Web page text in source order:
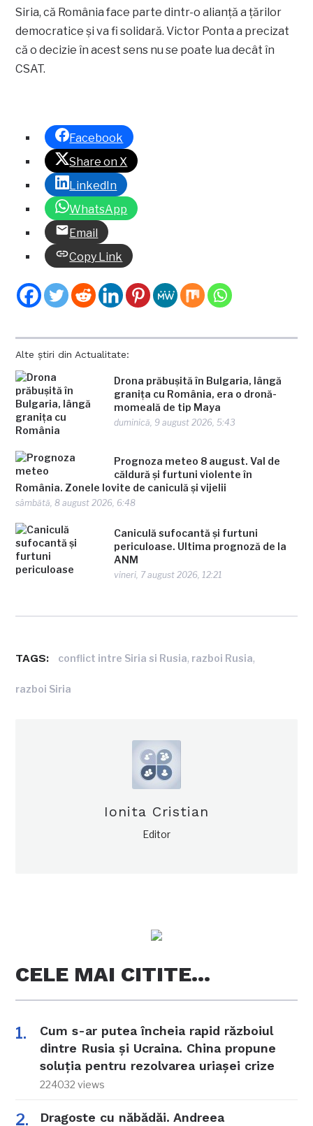
Alte știri din Actualitate:
Drona prăbușită în Bulgaria, lângă
granița cu România, era o dronă-
momeală de tip Maya
duminică, 9 august 2026, 5:43
Prognoza meteo 8 august. Val de
căldură și furtuni violente în
România. Zonele lovite de caniculă și vijelii
sâmbătă, 8 august 2026, 6:48
Caniculă sufocantă și furtuni
periculoase. Ultima prognoză de la
ANM
vineri, 7 august 2026, 12:21
Siria, că România face parte dintr-o alianţă a ţărilor
democratice şi va fi solidară. Victor Ponta a precizat
că o decizie în acest sens nu se poate lua decât în
CSAT.
Facebook
Share on X
LinkedIn
WhatsApp
Email
Copy Link
TAGS: conflict intre Siria si Rusia, razboi Rusia,
razboi Siria
Ionita Cristian
Editor
CELE MAI CITITE…
Cum s-ar putea încheia rapid războiul
dintre Rusia și Ucraina. China propune
soluția pentru rezolvarea uriașei crize
224032 views
Dragoste cu năbădăi. Andreea